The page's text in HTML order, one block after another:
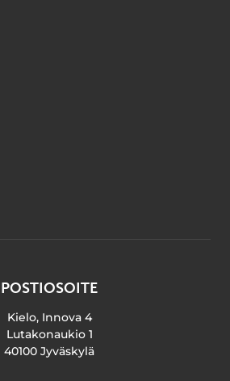
POSTIOSOITE
Kielo, Innova 4
Lutakonaukio 1
40100 Jyväskylä